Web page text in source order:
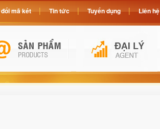
mã két Tin tức Tuyển dụng Liên hệ